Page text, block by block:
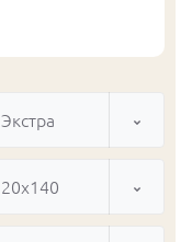
Экстра
20x140